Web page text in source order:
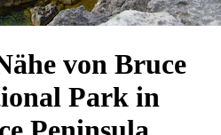
von Bruce
Park in